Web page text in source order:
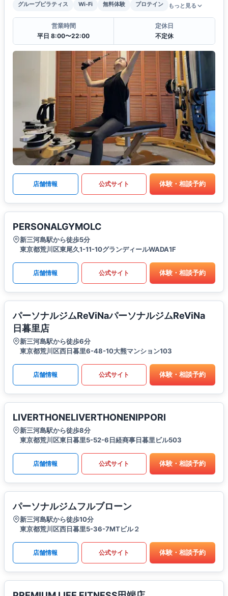
グループピラティス
Wi-Fi 無料体験 プロテイン もっと見る
営業時間
平日 8:00〜22:00
定休日
不定休
店舗情報 公式サイト 体験・相談予約
PERSONALGYMOLC
新三河島駅から徒歩5分
東京都荒川区東尾久1-11-10グランディールWADA1F
店舗情報 公式サイト 体験・相談予約
パーソナルジムReViNaパーソナルジムReViNa
日暮里店
新三河島駅から徒歩6分
東京都荒川区西日暮里6-48-10大熊マンション103
店舗情報 公式サイト 体験・相談予約
LIVERTHONELIVERTHONENIPPORI
新三河島駅から徒歩8分
東京都荒川区東日暮里5-52-6日経商事日暮里ビル503
店舗情報 公式サイト 体験・相談予約
パーソナルジムフルブローン
新三河島駅から徒歩10分
東京都荒川区西日暮里5-36-7MTビル２
店舗情報 公式サイト 体験・相談予約